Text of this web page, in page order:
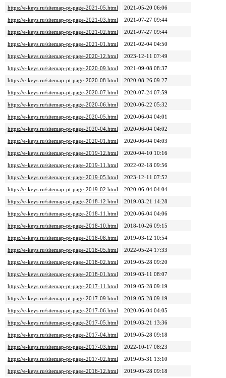
https://e-keys.ru/sitemap-pt-page-2021-05.html
2021-05-20 06:06
https://e-keys.ru/sitemap-pt-page-2021-03.html
2021-07-27 09:44
https://e-keys.ru/sitemap-pt-page-2021-02.html
2021-07-27 09:44
https://e-keys.ru/sitemap-pt-page-2021-01.html
2021-02-04 04:50
https://e-keys.ru/sitemap-pt-page-2020-12.html
2023-12-11 07:49
https://e-keys.ru/sitemap-pt-page-2020-09.html
2021-09-08 08:37
https://e-keys.ru/sitemap-pt-page-2020-08.html
2020-08-26 09:27
https://e-keys.ru/sitemap-pt-page-2020-07.html
2020-07-24 07:59
https://e-keys.ru/sitemap-pt-page-2020-06.html
2020-06-22 05:32
https://e-keys.ru/sitemap-pt-page-2020-05.html
2020-06-04 04:01
https://e-keys.ru/sitemap-pt-page-2020-04.html
2020-06-04 04:02
https://e-keys.ru/sitemap-pt-page-2020-01.html
2020-06-04 04:03
https://e-keys.ru/sitemap-pt-page-2019-12.html
2020-04-10 10:16
https://e-keys.ru/sitemap-pt-page-2019-11.html
2022-02-18 09:56
https://e-keys.ru/sitemap-pt-page-2019-05.html
2023-12-11 07:52
https://e-keys.ru/sitemap-pt-page-2019-02.html
2020-06-04 04:04
https://e-keys.ru/sitemap-pt-page-2018-12.html
2019-03-21 14:28
https://e-keys.ru/sitemap-pt-page-2018-11.html
2020-06-04 04:06
https://e-keys.ru/sitemap-pt-page-2018-10.html
2018-10-26 09:15
https://e-keys.ru/sitemap-pt-page-2018-08.html
2019-03-12 10:54
https://e-keys.ru/sitemap-pt-page-2018-05.html
2022-05-24 17:33
https://e-keys.ru/sitemap-pt-page-2018-02.html
2019-05-28 09:20
https://e-keys.ru/sitemap-pt-page-2018-01.html
2019-03-11 08:07
https://e-keys.ru/sitemap-pt-page-2017-11.html
2019-05-28 09:19
https://e-keys.ru/sitemap-pt-page-2017-09.html
2019-05-28 09:19
https://e-keys.ru/sitemap-pt-page-2017-06.html
2020-06-04 04:05
https://e-keys.ru/sitemap-pt-page-2017-05.html
2019-03-21 13:36
https://e-keys.ru/sitemap-pt-page-2017-04.html
2019-05-28 09:18
https://e-keys.ru/sitemap-pt-page-2017-03.html
2022-10-17 08:23
https://e-keys.ru/sitemap-pt-page-2017-02.html
2019-05-31 13:10
https://e-keys.ru/sitemap-pt-page-2016-12.html
2019-05-28 09:18